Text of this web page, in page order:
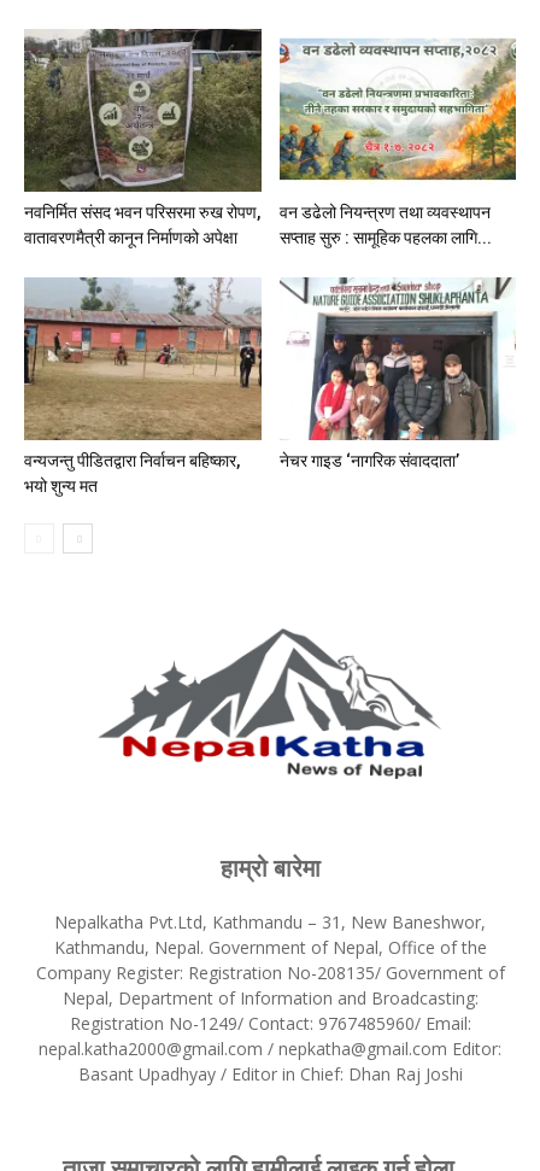
नवनिर्मित संसद भवन परिसरमा रुख रोपण,
वातावरणमैत्री कानून निर्माणको अपेक्षा
वन डढेलो नियन्त्रण तथा व्यवस्थापन
सप्ताह सुरु : सामूहिक पहलका लागि...
वन्यजन्तु पीडितद्वारा निर्वाचन बहिष्कार,
भयो शुन्य मत
नेचर गाइड ‘नागरिक संवाददाता’
हाम्रो बारेमा
Nepalkatha Pvt.Ltd, Kathmandu – 31, New Baneshwor,
Kathmandu, Nepal. Government of Nepal, Office of the
Company Register: Registration No-208135/ Government of
Nepal, Department of Information and Broadcasting:
Registration No-1249/ Contact: 9767485960/ Email:
nepal.katha2000@gmail.com / nepkatha@gmail.com Editor:
Basant Upadhyay / Editor in Chief: Dhan Raj Joshi